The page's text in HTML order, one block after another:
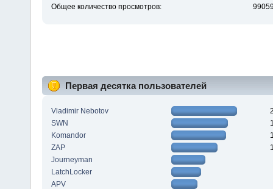
Общее количество просмотров:
Первая десятка пользователей
Vladimir Nebotov
SWN
Komandor
ZAP
Journeyman
LatchLocker
APV